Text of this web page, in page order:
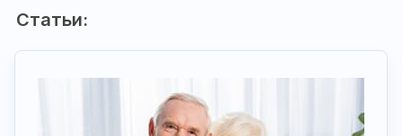
Статьи: